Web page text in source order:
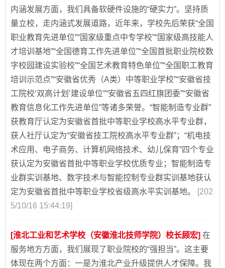
内涵发展方面，我们具备软硬件设施的“硬实力”。坚持质
量立校，走内涵式发展道路，近年来，学校先后荣获“全国
职业教育先进单位”“国家级重点中专学校”“国家级高技能人
才培训基地”“全国德育工作先进单位”“全国首批职业院校数
字校园建设实验校”“全国艺术教育特色单位”“全国职工教育
培训示范点”“安徽省优秀（A类）中等职业学校”“安徽省技
工院校‘双高计划’建设单位”“安徽省五四红旗团委”“安徽省
教育信息化工作先进单位”等诸多荣誉。“智能制造专业群”
获教育厅认定为安徽省首批中等职业学校高水平专业群，
获人社厅认定为“安徽省技工院校高水平专业群”；“机电技
术应用、电子商务、计算机网络技术、幼儿保育”四个专业
获认定为安徽省首批中等职业学校优质专业；智能制造专
业群实训基地、数字技术与智能控制专业群实训基地获认
定为安徽省首批中等职业学校省级高水平实训基地。
[202
5/10/16 15:44:19]
[淮北工业和艺术学校（安徽淮北技师学院）校长顾宏] 在
服务地方方面，我们展现了职业院校的“强担当”。这主要
体现在两个方面：一是为淮北产业升级提供人才保障。我